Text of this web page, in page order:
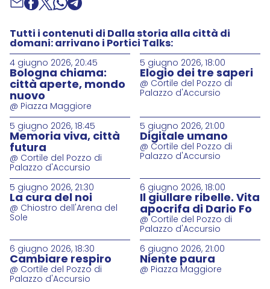
Tutti i contenuti di Dalla storia alla città di
domani: arrivano i Portici Talks:
4 giugno 2026, 20:45
Bologna chiama:
città aperte, mondo
nuovo
@ Piazza Maggiore
5 giugno 2026, 18:00
Elogio dei tre saperi
@ Cortile del Pozzo di
Palazzo d'Accursio
5 giugno 2026, 18:45
Memoria viva, città
futura
@ Cortile del Pozzo di
Palazzo d'Accursio
5 giugno 2026, 21:00
Digitale umano
@ Cortile del Pozzo di
Palazzo d'Accursio
5 giugno 2026, 21:30
La cura del noi
@ Chiostro dell'Arena del
Sole
6 giugno 2026, 18:00
Il giullare ribelle. Vita
apocrifa di Dario Fo
@ Cortile del Pozzo di
Palazzo d'Accursio
6 giugno 2026, 18:30
Cambiare respiro
@ Cortile del Pozzo di
Palazzo d'Accursio
6 giugno 2026, 21:00
Niente paura
@ Piazza Maggiore